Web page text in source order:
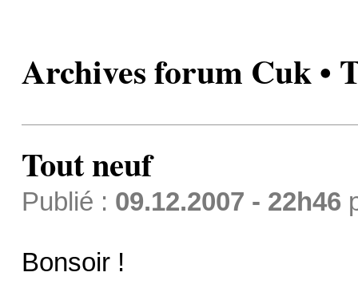
Archives forum Cuk •
Tout neuf
Publié : 09.12.2007 - 22h46
Bonsoir !